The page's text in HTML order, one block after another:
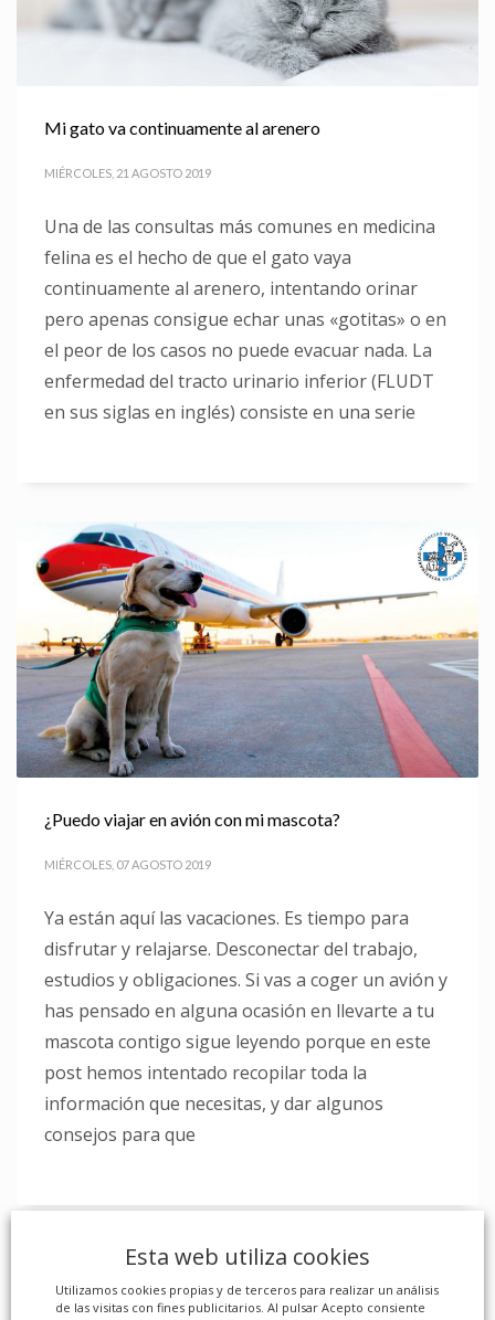
Mi gato va continuamente al arenero
MIÉRCOLES, 21 AGOSTO 2019
Una de las consultas más comunes en medicina
felina es el hecho de que el gato vaya
continuamente al arenero, intentando orinar
pero apenas consigue echar unas «gotitas» o en
el peor de los casos no puede evacuar nada. La
enfermedad del tracto urinario inferior (FLUDT
en sus siglas en inglés) consiste en una serie
¿Puedo viajar en avión con mi mascota?
MIÉRCOLES, 07 AGOSTO 2019
Ya están aquí las vacaciones. Es tiempo para
disfrutar y relajarse. Desconectar del trabajo,
estudios y obligaciones. Si vas a coger un avión y
has pensado en alguna ocasión en llevarte a tu
mascota contigo sigue leyendo porque en este
post hemos intentado recopilar toda la
información que necesitas, y dar algunos
consejos para que
Esta web utiliza cookies
Utilizamos cookies propias y de terceros para realizar un análisis
de las visitas con fines publicitarios. Al pulsar Acepto consiente